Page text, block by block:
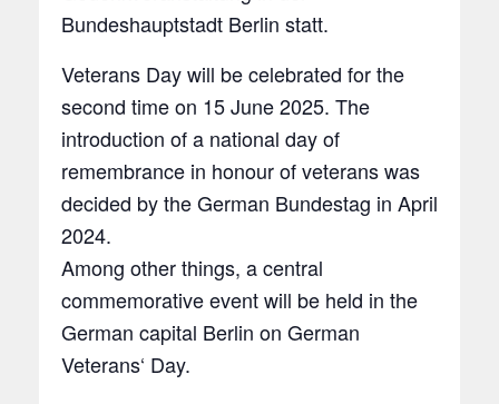
Bundeshauptstadt Berlin statt.
Veterans Day will be celebrated for the
second time on 15 June 2025. The
introduction of a national day of
remembrance in honour of veterans was
decided by the German Bundestag in April
2024.
Among other things, a central
commemorative event will be held in the
German capital Berlin on German
Veterans‘ Day.